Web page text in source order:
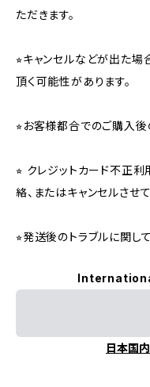
ただきます。
⭐︎キャンセルなどが出た
頂く可能性があります。
⭐︎お客様都合でのご購入後
⭐︎ クレジットカード不正
絡、またはキャンセルさせ
⭐︎発送後のトラブルに関し
日本国